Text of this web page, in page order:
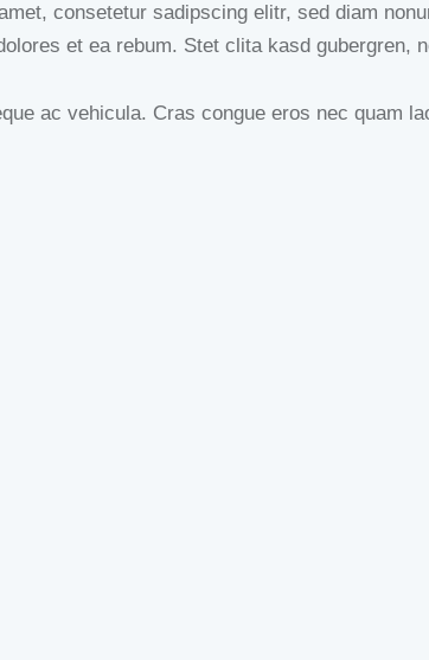
consetetur sadipscing elitr, sed diam
et ea rebum. Stet clita kasd gubergren,
ac vehicula. Cras congue eros nec quam